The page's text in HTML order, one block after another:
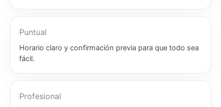
Puntual
Horario claro y confirmación previa para que todo sea
fácil.
Profesional